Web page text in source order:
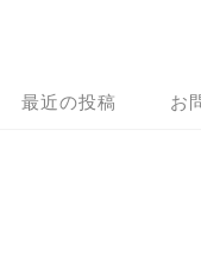
最近の投稿 お